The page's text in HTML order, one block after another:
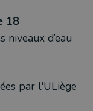
18
d’eau
par l'ULiège